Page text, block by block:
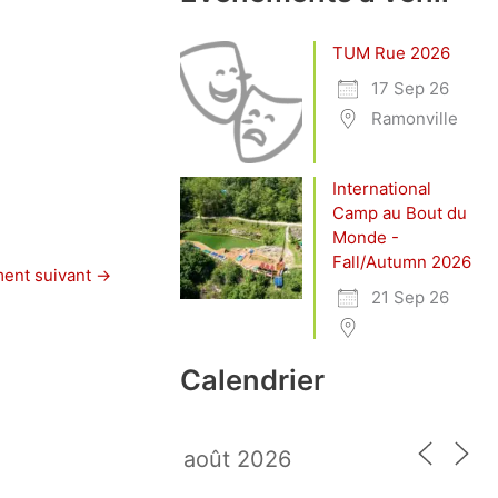
suivant →
TUM Rue 2026
17 Sep 26
Ramonville
International
Camp au Bout du
Monde -
Fall/Autumn 2026
21 Sep 26
Calendrier